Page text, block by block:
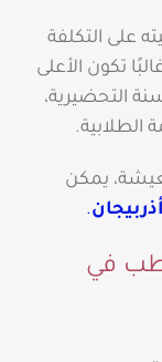
على التكلفة
تكون الأعلى
التحضيرية،
الطلابية.
يمكن
.
في